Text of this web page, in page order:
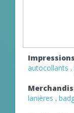
autocollants .
lanières .